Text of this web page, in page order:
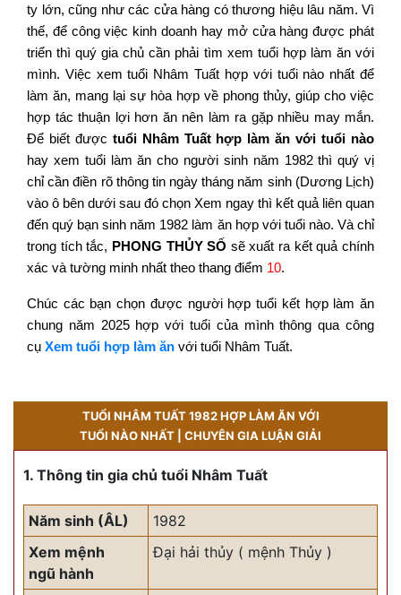
ty lớn, cũng như các cửa hàng có thương hiệu lâu năm. Vì
thế, để công việc kinh doanh hay mở cửa hàng được phát
triển thì quý gia chủ cần phải tìm xem tuổi hợp làm ăn với
mình. Việc xem tuổi Nhâm Tuất hợp với tuổi nào nhất để
làm ăn, mang lại sự hòa hợp về phong thủy, giúp cho việc
hợp tác thuận lợi hơn ăn nên làm ra gặp nhiều may mắn.
Để biết được tuổi Nhâm Tuất hợp làm ăn với tuổi nào
hay xem tuổi làm ăn cho người sinh năm 1982 thì quý vị
chỉ cần điền rõ thông tin ngày tháng năm sinh (Dương Lịch)
vào ô bên dưới sau đó chọn Xem ngay thì kết quả liên quan
đến quý bạn sinh năm 1982 làm ăn hợp với tuổi nào. Và chỉ
trong tích tắc, PHONG THỦY SỐ sẽ xuất ra kết quả chính
xác và tường minh nhất theo thang điểm 10.
Chúc các bạn chọn được người hợp tuổi kết hợp làm ăn
chung năm 2025 hợp với tuổi của mình thông qua công
cụ Xem tuổi hợp làm ăn với tuổi Nhâm Tuất.
TUỔI NHÂM TUẤT 1982 HỢP LÀM ĂN VỚI
TUỔI NÀO NHẤT | CHUYÊN GIA LUẬN GIẢI
1. Thông tin gia chủ tuổi Nhâm Tuất
Năm sinh (ÂL)
1982
Xem mệnh
ngũ hành
Đại hải thủy ( mệnh Thủy )